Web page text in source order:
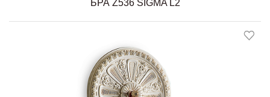
БРА Z536 SIGMA L2